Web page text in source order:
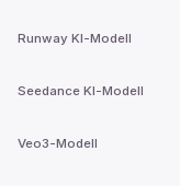
Runway KI-Modell
Seedance KI-Modell
Veo3-Modell